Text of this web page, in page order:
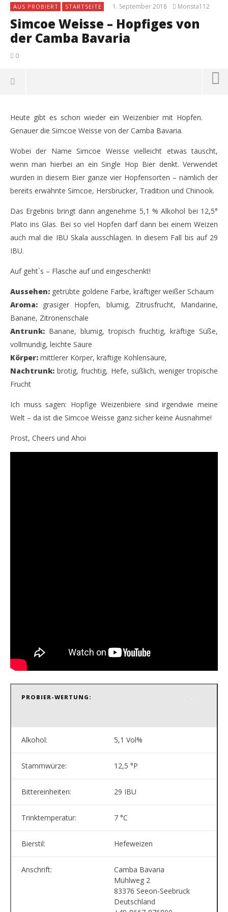
AUS PROBIERT STARTSEITE 1. September 2018 Monsta112
Simcoe Weisse – Hopfiges von
der Camba Bavaria
0
NOW VIEWING
Simcoe Weisse – Hopfiges von der Camba Bavaria
1.
2018
Monsta112
Heute gibt es schon wieder ein Weizenbier mit Hopfen.
Genauer die Simcoe Weisse von der Camba Bavaria.
Wobei der Name Simcoe Weisse vielleicht etwas täuscht,
wenn man hierbei an ein Single Hop Bier denkt. Verwendet
wurden in diesem Bier ganze vier Hopfensorten – nämlich der
bereits erwähnte Simcoe, Hersbrucker, Tradition und Chinook.
Das Ergebnis bringt dann angenehme 5,1 % Alkohol bei 12,5°
Plato ins Glas. Bei so viel Hopfen darf dann bei einem Weizen
auch mal die IBU Skala ausschlagen. In diesem Fall bis auf 29
IBU.
Auf geht´s – Flasche auf und eingeschenkt!
Aussehen: getrübte goldene Farbe, kräftiger weißer Schaum
Aroma: grasiger Hopfen, blumig, Zitrusfrucht, Mandarine,
Banane, Zitronenschale
Antrunk: Banane, blumig, tropisch fruchtig, kräftige Süße,
vollmundig, leichte Säure
Körper: mittlerer Körper, kräftige Kohlensäure,
Nachtrunk: brotig, fruchtig, Hefe, süßlich, weniger tropische
Frucht
Ich muss sagen: Hopfige Weizenbiere sind irgendwie meine
Welt – da ist die Simcoe Weisse ganz sicher keine Ausnahme!
Prost, Cheers und Ahoi
PROBIER-WERTUNG:
Alkohol: 5,1 Vol%
Stammwürze: 12,5 °P
Bittereinheiten: 29 IBU
Trinktemperatur: 7 °C
Bierstil: Hefeweizen
Anschrift:
Camba Bavaria
Mühlweg 2
83376 Seeon-Seebruck
Deutschland